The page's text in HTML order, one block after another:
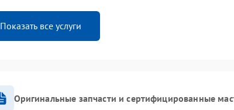
Показать все услуги
Оригинальные запчасти и сертифицированные